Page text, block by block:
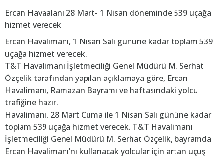
Ercan Havaalanı 28 Mart- 1 Nisan döneminde 539 uçağa
hizmet verecek
Ercan Havalimanı, 1 Nisan Salı gününe kadar toplam 539
uçağa hizmet verecek.
T&T Havalimanı İşletmeciliği Genel Müdürü M. Serhat
Özçelik tarafından yapılan açıklamaya göre, Ercan
Havalimanı, Ramazan Bayramı ve haftasındaki yolcu
trafiğine hazır.
Havalimanı, 28 Mart Cuma ile 1 Nisan Salı gününe kadar
toplam 539 uçağa hizmet verecek. T&T Havalimanı
İşletmeciliği Genel Müdürü M. Serhat Özçelik, bayramda
Ercan Havalimanı’nı kullanacak yolcular için artan uçuş